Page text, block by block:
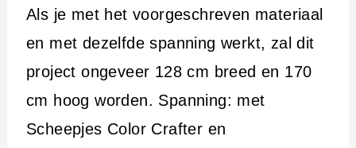
Als je met het voorgeschreven materiaal
en met dezelfde spanning werkt, zal dit
project ongeveer 128 cm breed en 170
cm hoog worden. Spanning: met
Scheepjes Color Crafter en